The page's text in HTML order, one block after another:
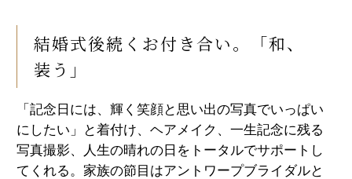
結婚式後続くお付き合い。「和、
装う」
「記念日には、輝く笑顔と思い出の写真でいっぱい
にしたい」と着付け、ヘアメイク、一生記念に残る
写真撮影、人生の晴れの日をトータルでサポートし
てくれる。家族の節目はアントワープブライダルと